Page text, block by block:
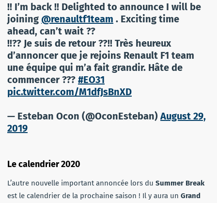
!! I’m back !! Delighted to announce I will be
joining @renaultf1team . Exciting time
ahead, can’t wait ??
!!?? Je suis de retour ??!! Très heureux
d’annoncer que je rejoins Renault F1 team
une équipe qui m’a fait grandir. Hâte de
commencer ??? #EO31
pic.twitter.com/M1dfJsBnXD
— Esteban Ocon (@OconEsteban) August 29,
2019
Le calendrier 2020
L’autre nouvelle important annoncée lors du Summer Break
est le calendrier de la prochaine saison ! Il y aura un Grand